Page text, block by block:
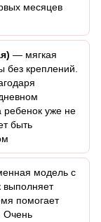
месяцев
— мягкая
без креплений.
ребенок уже не
быть
модель с
выполняет
помогает
Очень